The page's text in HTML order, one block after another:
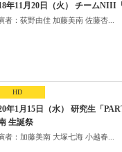
年11月20日（火） チームNIII
者：荻野由佳 加藤美南 佐藤杏...
HD
年1月15日（水） 研究生「
生誕祭
者：加藤美南 大塚七海 小越春...